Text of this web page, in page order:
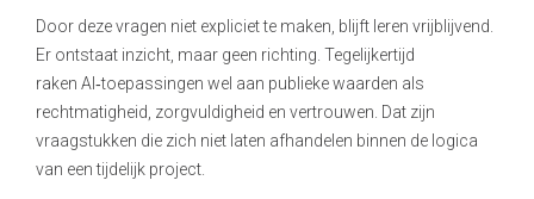
Door deze vragen niet expliciet te maken, blijft leren vrijblijvend.
Er ontstaat inzicht, maar geen richting. Tegelijkertijd
raken AI ‑toepassingen wel aan publieke waarden als
rechtmatigheid, zorgvuldigheid en vertrouwen. Dat zijn
vraagstukken die zich niet laten afhandelen binnen de logica
van een tijdelijk project.